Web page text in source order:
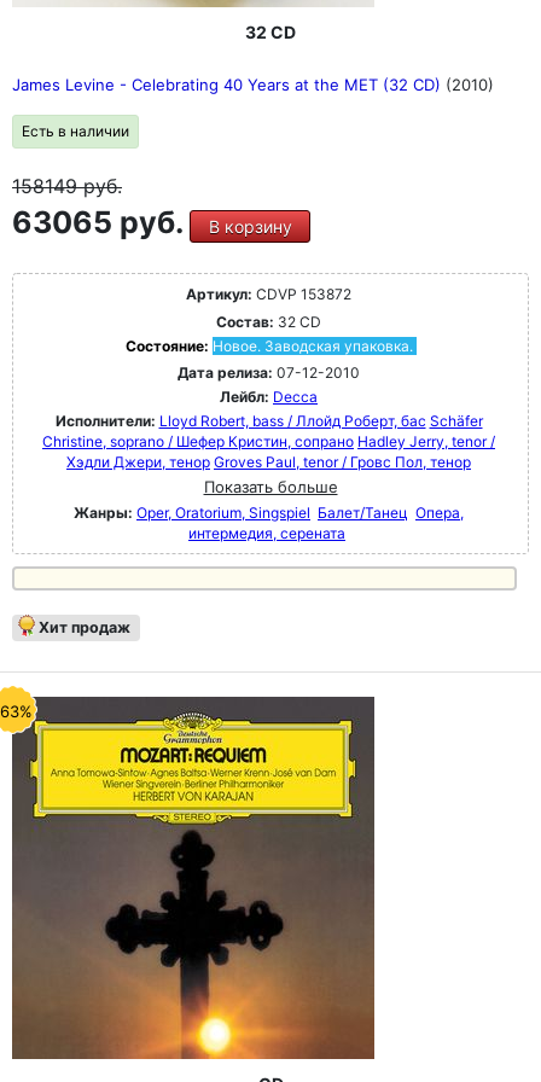
32 CD
James Levine - Celebrating 40 Years at the MET (32 CD) (2010)
Есть в наличии
158149руб.
63065 руб. В корзину
Артикул: CDVP 153872
Состав: 32 CD
Состояние: Новое. Заводская упаковка.
Дата релиза: 07-12-2010
Лейбл: Decca
Исполнители: Lloyd Robert, bass / Ллойд Роберт, бас Schäfer
Christine, soprano / Шефер Кристин, сопрано Hadley Jerry, tenor /
Хэдли Джери, тенор Groves Paul, tenor / Гровс Пол, тенор
Показать больше
Жанры: Oper, Oratorium, Singspiel Балет/Танец Опера,
интермедия, серената
Хит продаж